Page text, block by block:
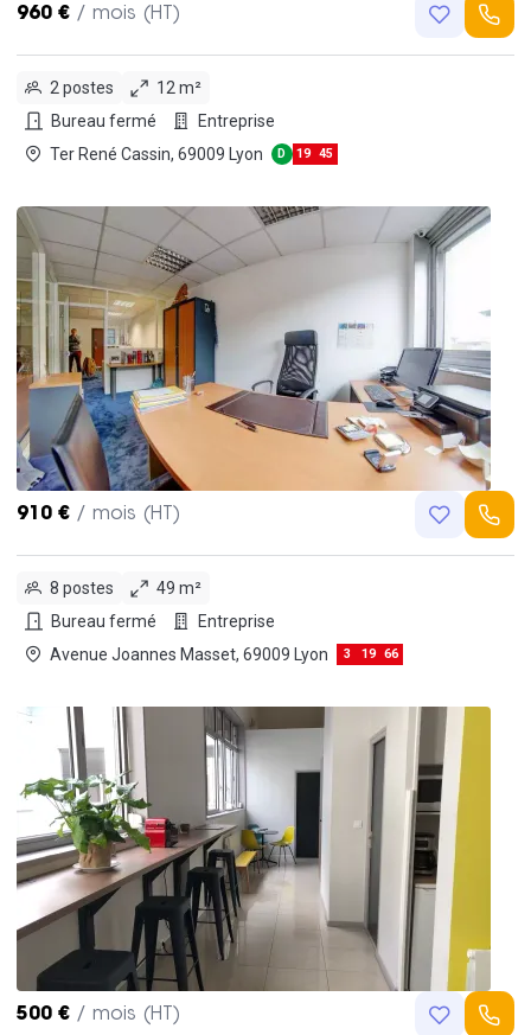
960 € / mois (HT)
2 postes
12 m²
Bureau fermé
Entreprise
Ter René Cassin, 69009 Lyon
D 19 45
910 € / mois (HT)
8 postes
49 m²
Bureau fermé
Entreprise
Avenue Joannes Masset, 69009 Lyon
3 19 66
500 € / mois (HT)